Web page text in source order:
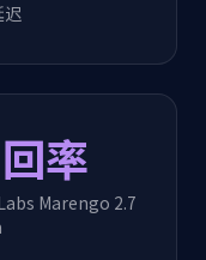
迟
率
Marengo 2.7